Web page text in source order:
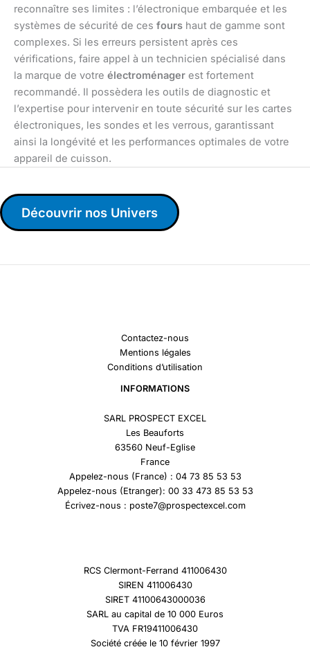
reconnaître ses limites : l’électronique embarquée et les
systèmes de sécurité de ces fours haut de gamme sont
complexes. Si les erreurs persistent après ces
vérifications, faire appel à un technicien spécialisé dans
la marque de votre électroménager est fortement
recommandé. Il possèdera les outils de diagnostic et
l’expertise pour intervenir en toute sécurité sur les cartes
électroniques, les sondes et les verrous, garantissant
ainsi la longévité et les performances optimales de votre
appareil de cuisson.
Découvrir nos Univers
Contactez-nous
Mentions légales
Conditions d’utilisation
INFORMATIONS
SARL PROSPECT EXCEL
Les Beauforts
63560 Neuf-Eglise
France
Appelez-nous (France) : 04 73 85 53 53
Appelez-nous (Etranger): 00 33 473 85 53 53
Écrivez-nous : poste7@prospectexcel.com
RCS Clermont-Ferrand 411006430
SIREN 411006430
SIRET 41100643000036
SARL au capital de 10 000 Euros
TVA FR19411006430
Société créée le 10 février 1997